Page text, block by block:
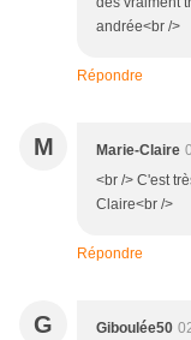
andrée<br />
Répondre
M Marie-Claire
<br /> C'est
Claire<br />
Répondre
G Giboulée50